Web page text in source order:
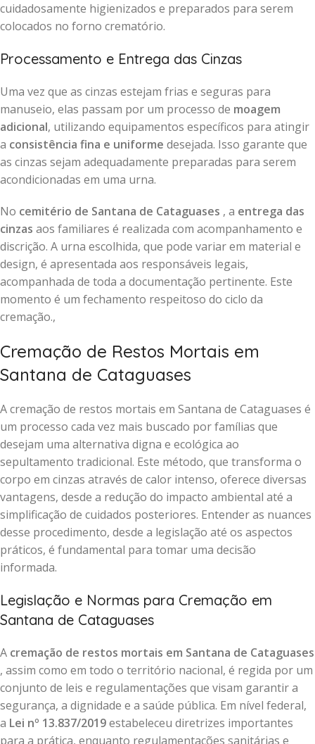
cuidadosamente higienizados e preparados para serem
colocados no forno crematório.
Processamento e Entrega das Cinzas
Uma vez que as cinzas estejam frias e seguras para
manuseio, elas passam por um processo de moagem
adicional, utilizando equipamentos específicos para atingir
a consistência fina e uniforme desejada. Isso garante que
as cinzas sejam adequadamente preparadas para serem
acondicionadas em uma urna.
No cemitério de Santana de Cataguases , a entrega das
cinzas aos familiares é realizada com acompanhamento e
discrição. A urna escolhida, que pode variar em material e
design, é apresentada aos responsáveis legais,
acompanhada de toda a documentação pertinente. Este
momento é um fechamento respeitoso do ciclo da
cremação.,
Cremação de Restos Mortais em
Santana de Cataguases
A cremação de restos mortais em Santana de Cataguases é
um processo cada vez mais buscado por famílias que
desejam uma alternativa digna e ecológica ao
sepultamento tradicional. Este método, que transforma o
corpo em cinzas através de calor intenso, oferece diversas
vantagens, desde a redução do impacto ambiental até a
simplificação de cuidados posteriores. Entender as nuances
desse procedimento, desde a legislação até os aspectos
práticos, é fundamental para tomar uma decisão
informada.
Legislação e Normas para Cremação em
Santana de Cataguases
A cremação de restos mortais em Santana de Cataguases
, assim como em todo o território nacional, é regida por um
conjunto de leis e regulamentações que visam garantir a
segurança, a dignidade e a saúde pública. Em nível federal,
a Lei nº 13.837/2019estabeleceu diretrizes importantes
para a prática, enquanto regulamentações sanitárias e